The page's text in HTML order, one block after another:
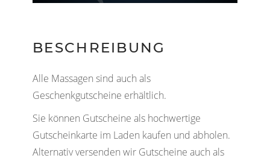
BESCHREIBUNG
Alle Massagen sind auch als
Geschenkgutscheine erhältlich.
Sie können Gutscheine als hochwertige
Gutscheinkarte im Laden kaufen und abholen.
Alternativ versenden wir Gutscheine auch als